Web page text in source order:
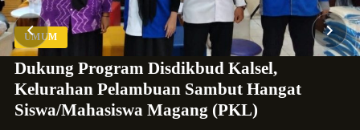
Hangat
BANJARMASIN
DPRD Kalsel Siapkan Solusi
Perunggasan Banua